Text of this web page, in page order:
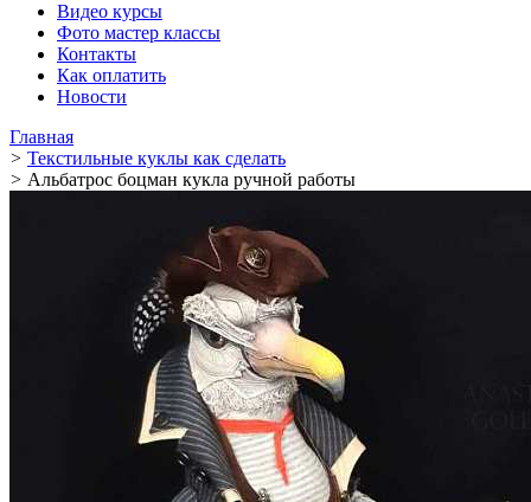
Видео курсы
Фото мастер классы
Контакты
Как оплатить
Новости
Главная
> Текстильные куклы как сделать
> Альбатрос боцман кукла ручной работы